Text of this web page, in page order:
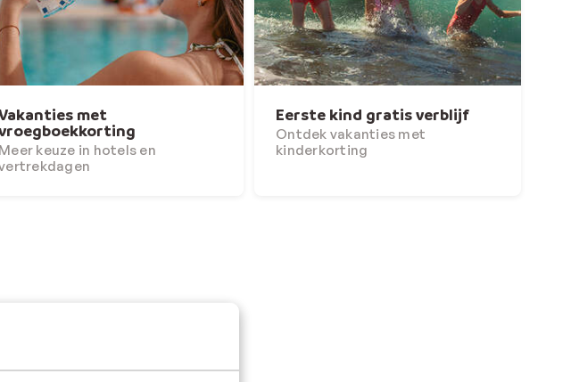
met
Meer keuze in hotels en
Eerste kind gratis verblijf
Ontdek vakanties met
kinderkorting